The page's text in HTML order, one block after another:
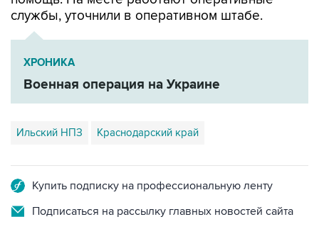
службы, уточнили в оперативном штабе.
ХРОНИКА
Военная операция на Украине
Ильский НПЗ Краснодарский край
Купить подписку на профессиональную ленту
Подписаться на рассылку главных новостей сайта